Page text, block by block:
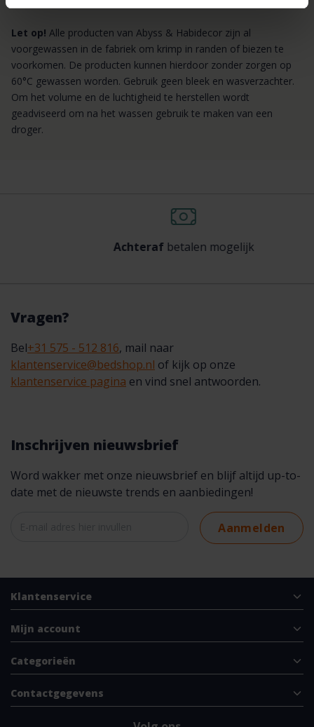
Let op! Alle producten van Abyss & Habidecor zijn al
voorgewassen in de fabriek om krimp in randen of biezen te
voorkomen. De producten kunnen hierdoor zonder zorgen op
60°C gewassen worden. Gebruik geen bleek en wasverzachter.
Om het volume en de luchtigheid te herstellen wordt
geadviseerd om na het wassen gebruik te maken van een
droger.
Achterafbetalen mogelijk
Vragen?
Bel+31 575 - 512 816, mail naar
klantenservice@bedshop.nl of kijk op onze
klantenservice pagina en vind snel antwoorden.
Inschrijven nieuwsbrief
Word wakker met onze nieuwsbrief en blijf altijd up-to-
date met de nieuwste trends en aanbiedingen!
Aanmelden
Klantenservice
Mijn account
Categorieën
Contactgegevens